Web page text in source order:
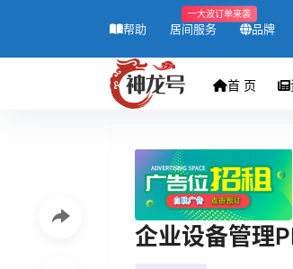
帮助 居间服务
一大波订单来袭
品牌
首 页
企业设备管理